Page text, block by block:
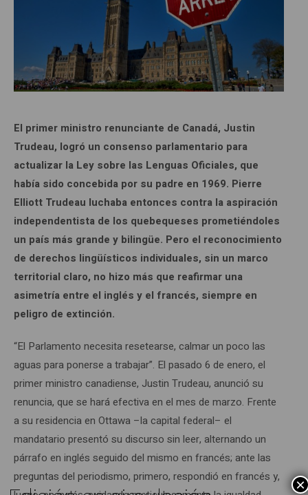
El primer ministro renunciante de Canadá, Justin
Trudeau, logró un consenso parlamentario para
actualizar la Ley sobre las Lenguas Oficiales, que
había sido concebida por su padre en 1969. Pierre
Elliott Trudeau luchaba entonces contra la aspiración
independentista de los quebequeses prometiéndoles
un país más grande y bilingüe. Pero el reconocimiento
de derechos lingüísticos individuales, sin un marco
territorial claro, no hizo más que reafirmar una
asimetría entre el inglés y el francés, siempre en
peligro de extinción.
“El Parlamento necesita resetearse, calmar un poco las
aguas para ponerse a trabajar”. El pasado 6 de enero, el
primer ministro canadiense, Justin Trudeau, anunció su
renuncia, que se hará efectiva en el mes de marzo. Frente
a su residencia en Ottawa –la capital federal– el
mandatario presentó su discurso sin leer, alternando un
párrafo en inglés seguido del mismo en francés; ante las
preguntas del periodismo, primero, respondió en francés y,
×